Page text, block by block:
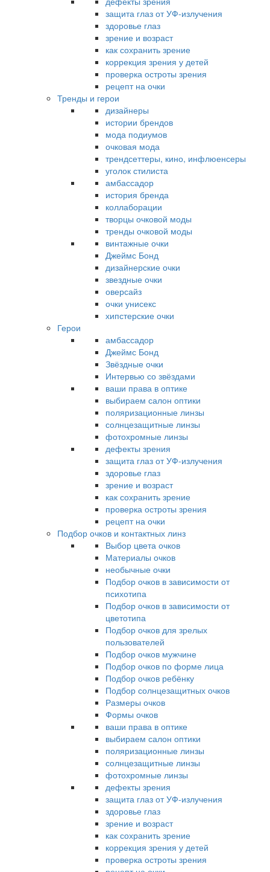
защита глаз от УФ-излучения
здоровье глаз
зрение и возраст
как сохранить зрение
коррекция зрения у детей
проверка остроты зрения
рецепт на очки
Тренды и герои
дизайнеры
истории брендов
мода подиумов
очковая мода
трендсеттеры, кино, инфлюенсеры
уголок стилиста
амбассадор
история бренда
коллаборации
творцы очковой моды
тренды очковой моды
винтажные очки
Джеймс Бонд
дизайнерские очки
звездные очки
оверсайз
очки унисекс
хипстерские очки
Герои
амбассадор
Джеймс Бонд
Звёздные очки
Интервью со звёздами
ваши права в оптике
выбираем салон оптики
поляризационные линзы
солнцезащитные линзы
фотохромные линзы
дефекты зрения
защита глаз от УФ-излучения
здоровье глаз
зрение и возраст
как сохранить зрение
проверка остроты зрения
рецепт на очки
Подбор очков и контактных линз
Выбор цвета очков
Материалы очков
необычные очки
Подбор очков в зависимости от
психотипа
Подбор очков в зависимости от
цветотипа
Подбор очков для зрелых
пользователей
Подбор очков мужчине
Подбор очков по форме лица
Подбор очков ребёнку
Подбор солнцезащитных очков
Размеры очков
Формы очков
ваши права в оптике
выбираем салон оптики
поляризационные линзы
солнцезащитные линзы
фотохромные линзы
дефекты зрения
защита глаз от УФ-излучения
здоровье глаз
зрение и возраст
как сохранить зрение
коррекция зрения у детей
проверка остроты зрения